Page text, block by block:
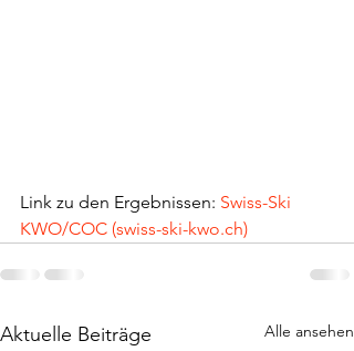
Link zu den Ergebnissen: Swiss-Ski
KWO/COC (swiss-ski-kwo.ch)
Aktuelle Beiträge Alle ansehen